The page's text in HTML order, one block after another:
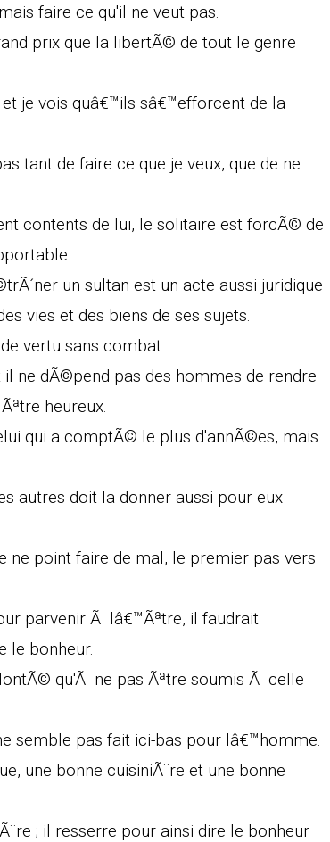
faire ce qu'il ne veut pas.
prix que la libertÃ© de tout le genre
je vois quâ€™ils sâ€™efforcent de la
tant de faire ce que je veux, que de ne
contents de lui, le solitaire est forcÃ© de
un sultan est un acte aussi juridique
vies et des biens de ses sujets.
vertu sans combat.
ne dÃ©pend pas des hommes de rendre
heureux.
qui a comptÃ© le plus d'annÃ©es, mais
autres doit la donner aussi pour eux
ne point faire de mal, le premier pas vers
parvenir Ã lâ€™Ãªtre, il faudrait
le bonheur.
qu'Ã ne pas Ãªtre soumis Ã celle
semble pas fait ici-bas pour lâ€™homme.
une bonne cuisiniÃ¨re et une bonne
; il resserre pour ainsi dire le bonheur